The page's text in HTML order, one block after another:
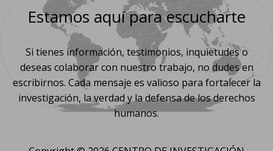
Estamos aquí para escucharte
Si tienes información, testimonios, inquietudes o
deseas colaborar con nuestro trabajo, no dudes en
escribirnos. Cada mensaje es valioso para fortalecer la
investigación, la verdad y la defensa de los derechos
humanos.